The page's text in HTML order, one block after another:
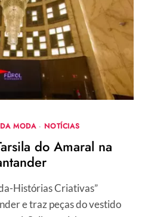
MODA· NOTÍCIAS
do Amaral na
Histórias Criativas”
e traz peças do vestido